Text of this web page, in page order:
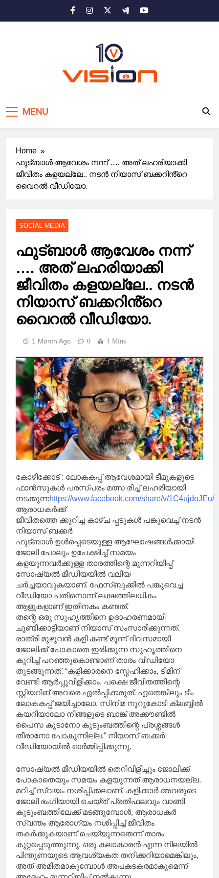
MENU
Home
ഫുട്ബാൾ ആവേശം നന്ന് …. അത് ലഹരിയാക്കി
ജീവിതം കളയല്ലേ.. നടൻ നിയാസ് ബക്കറിൻ്റെ
വൈറൽ വീഡിയോ.
SOCIAL MEDIA
ഫുട്ബാൾ ആവേശം നന്ന്
…. അത് ലഹരിയാക്കി
ജീവിതം കളയല്ലേ.. നടൻ
നിയാസ് ബക്കറിൻ്റെ
വൈറൽ വീഡിയോ.
1 Month Ago 0 1 Mins
കോഴിക്കോട് : ലോകകപ്പ് ആവേശമായി ടീമുകളുടെ
ഫാൻസുകൾ പരസ്പരം മത്സ രിച്ച് ലഹരിയായി
നടക്കുന്നhttps://www.facebook.com/share/v/1C4ujdoJEu/
ആരാധകർക്ക്
ജീവിതത്തെ ക്കുറിച്ച കാഴ്ച പ്പടുകൾ പങ്കുവെച്ച് നടൻ
നിയാസ് ബക്കർ
ഫുട്ബാൾ ഉൾപ്പെടെയുള്ള ആഘോഷങ്ങൾക്കായി
ജോലി പോലും ഉപേക്ഷിച്ച് സമയം
കളയുന്നവർക്കുള്ള താരത്തിന്റെ മുന്നറിയിപ്പ്
സോഷ്യൽ മീഡിയയിൽ വലിയ
ചർച്ചയാവുകയാണ്. ഫേസ്ബുക്കിൽ പങ്കുവെച്ച
വീഡിയോ പതിനൊന്ന് ലക്ഷത്തിലധികം
ആളുകളാണ് ഇതിനകം കണ്ടത്.
തന്റെ ഒരു സുഹൃത്തിനെ ഉദാഹരണമായി
ചൂണ്ടിക്കാട്ടിയാണ് നിയാസ് സംസാരിക്കുന്നത്.
രാത്രി മുഴുവൻ കളി കണ്ട് മൂന്ന് ദിവസമായി
ജോലിക്ക് പോകാതെ ഇരിക്കുന്ന സുഹൃത്തിനെ
കുറിച്ച് പറഞ്ഞുകൊണ്ടാണ് താരം വിഡിയോ
തുടങ്ങുന്നത്. “കളിക്കാരനെ സ്നേഹിക്കാം, ടീമിന്
വേണ്ടി ആർപ്പുവിളിക്കാം. പക്ഷെ ജീവിതത്തിന്റെ
സ്റ്റിയറിങ് അവരെ ഏൽപ്പിക്കരുത്. ഏതെങ്കിലും ടീം
ലോകകപ്പ് ജയിച്ചാലോ, സിനിമ നൂറുകോടി ക്ലബ്ബിൽ
കയറിയാലോ നിങ്ങളുടെ ബാങ്ക് അക്കൗണ്ടിൽ
പൈസ കൂടാനോ കുടുംബത്തിന്റെ പ്രശ്നങ്ങൾ
തീരാനോ പോകുന്നില്ല,” നിയാസ് ബക്കർ
വീഡിയോയിൽ ഓർമ്മിപ്പിക്കുന്നു.
സോഷ്യൽ മീഡിയയിൽ തെറിവിളിച്ചും ജോലിക്ക്
പോകാതെയും സമയം കളയുന്നത് ആരാധനയല്ല,
മറിച്ച് സ്വയം നശിപ്പിക്കലാണ്. കളിക്കാർ അവരുടെ
ജോലി ഭംഗിയായി ചെയ്ത് പ്രതിഫലവും വാങ്ങി
കുടുംബത്തിലേക്ക് മടങ്ങുമ്പോൾ, ആരാധകർ
സ്വന്തം ആരോഗ്യം നശിപ്പിച്ച് ജീവിതം
തകർക്കുകയാണ് ചെയ്യുന്നതെന്ന് താരം
കുറ്റപ്പെടുത്തുന്നു. ഒരു കലാകാരൻ എന്ന നിലയിൽ
പിന്തുണയുടെ ആവശ്യകത തനിക്കറിയാമെങ്കിലും,
അത് അമിതമാകുമ്പോൾ അപകടകരമാകുമെന്ന്